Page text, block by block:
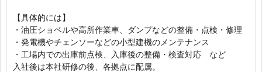
【具体的には】
・油圧ショベルや高所作業車、ダンプなどの整備・点検・修理
・発電機やチェンソーなどの小型建機のメンテナンス
・工場内での出庫前点検、入庫後の整備・検査対応 など
入社後は本社研修の後、各拠点に配属。